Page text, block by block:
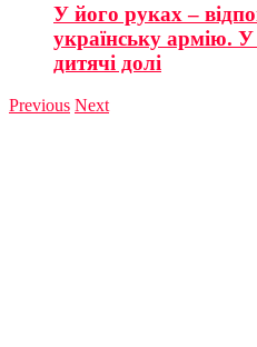
У його руках –
українську армію. У
дитячі долі
Previous Next